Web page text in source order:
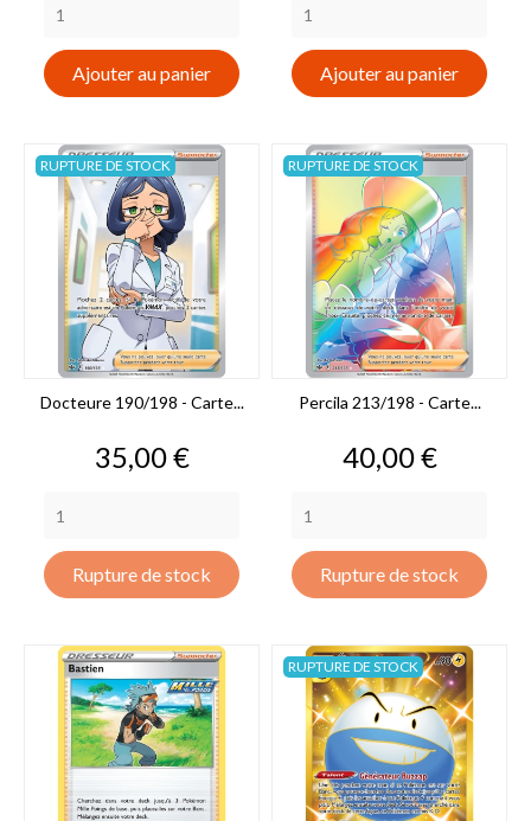
Ajouter au panier Ajouter au panier
Docteure 190/198 - Carte...
Prix
35,00 €
Rupture de stock
RUPTURE DE STOCK
Percila 213/198 - Carte...
Prix
40,00 €
Rupture de stock
RUPTURE DE STOCK
RUPTURE DE STOCK